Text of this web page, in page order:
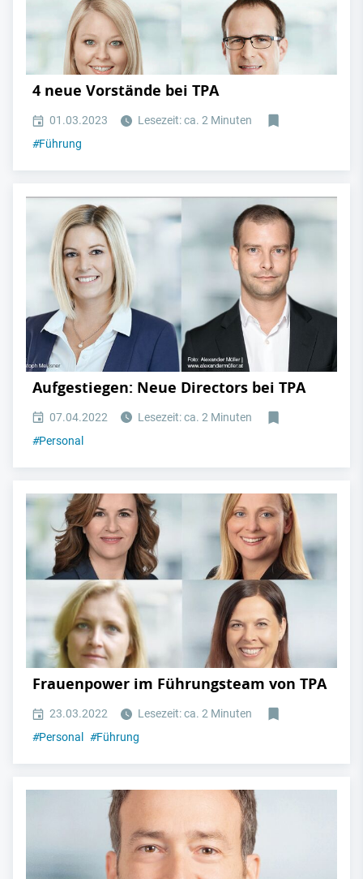
4 neue Vorstände bei TPA
01.03.2023
Lesezeit: ca. 2 Minuten
#Führung
Aufgestiegen: Neue Directors bei TPA
07.04.2022
Lesezeit: ca. 2 Minuten
#Personal
Frauenpower im Führungsteam von TPA
23.03.2022
Lesezeit: ca. 2 Minuten
#Personal #Führung